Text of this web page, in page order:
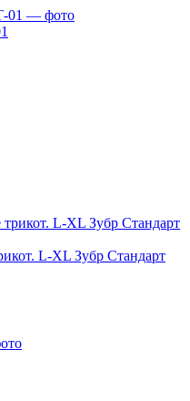
L-XL Зубр Стандарт